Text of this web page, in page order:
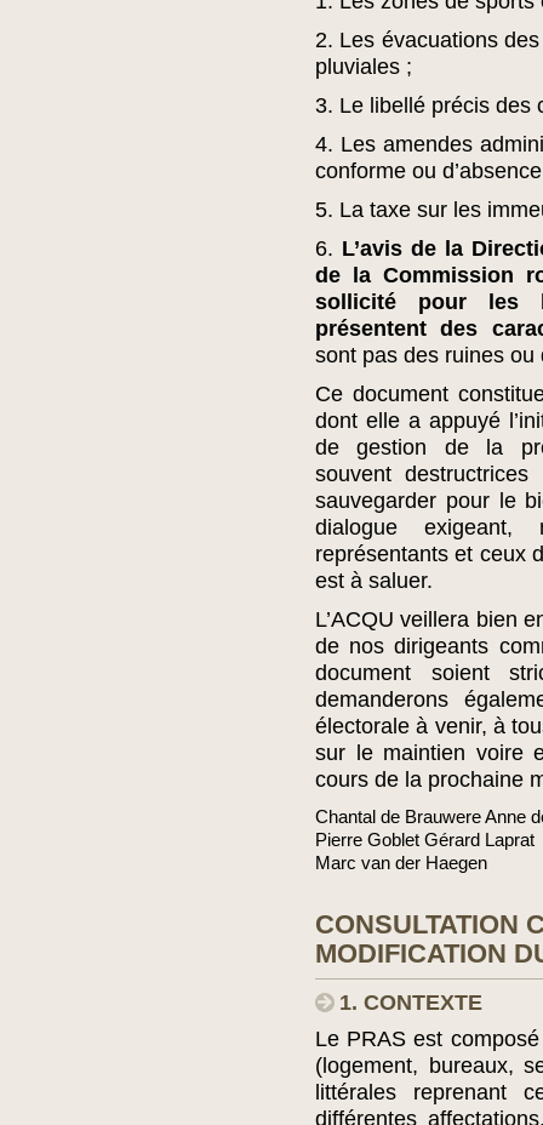
2. Les évacuations
pluviales ;
3. Le libellé précis des
4. Les amendes
conforme ou
5. La taxe sur les
6. L’avis de la
de la Commission
sollicité pour les
présentent des
sont pas des ruines
Ce document
dont elle a appuyé
de gestion de la
souvent destructrices
sauvegarder pour le
dialogue
représentants et ceux
est à saluer.
L’ACQU veillera bien
de nos dirigeants
document soient
demanderons
électorale à venir, à
sur le maintien voire
cours de la prochaine
Chantal de Brauwere Anne
Pierre Goblet Gérard Laprat
Marc van der Haegen
CONSULTATION
MODIFICATION
1. CONTEXTE
Le PRAS est
(logement, bureaux,
littérales
différentes